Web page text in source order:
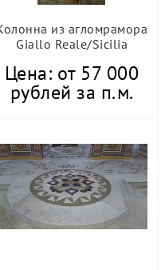
из агломрамора
Giallo Reale/Sicilia
Цена: от 57 000
рублей за п.м.